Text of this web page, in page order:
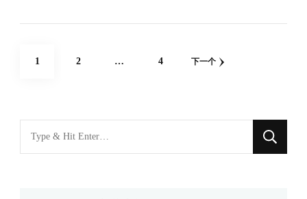
文
页
网1 网
2 … 网
4 下一个
找
什